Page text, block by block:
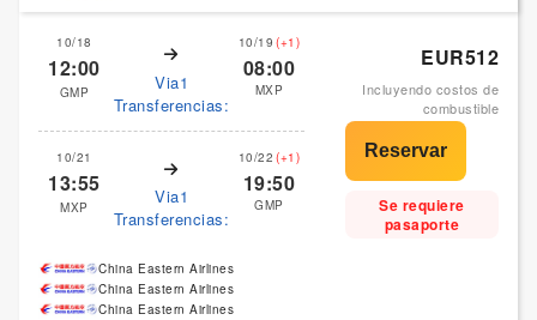
10/18
12:00
GMP
Via1
Transferencias:
10/19 (+1)
08:00
MXP
10/21
13:55
MXP
Via1
Transferencias:
10/22 (+1)
19:50
GMP
EUR512
Incluyendo costos de
combustible
Se requiere
pasaporte
China Eastern Airlines
China Eastern Airlines
China Eastern Airlines